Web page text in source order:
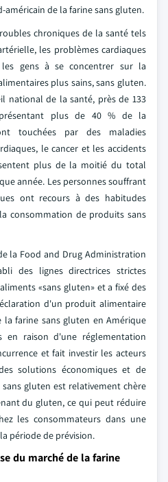
américain de la farine sans gluten.
chroniques de la santé tels
les problèmes cardiaques
gens à se concentrer sur la
plus sains, sans gluten.
national de la santé, près de 133
plus de 40 % de la
touchées par des maladies
le cancer et les accidents
plus de la moitié du total
année. Les personnes souffrant
ont recours à des habitudes
consommation de produits sans
la Food and Drug Administration
des lignes directrices strictes
«sans gluten» et a fixé des
d'un produit alimentaire
la farine sans gluten en Amérique
raison d'une réglementation
et fait investir les acteurs
solutions économiques et de
gluten est relativement chère
du gluten, ce qui peut réduire
les consommateurs dans une
période de prévision.
du marché de la farine